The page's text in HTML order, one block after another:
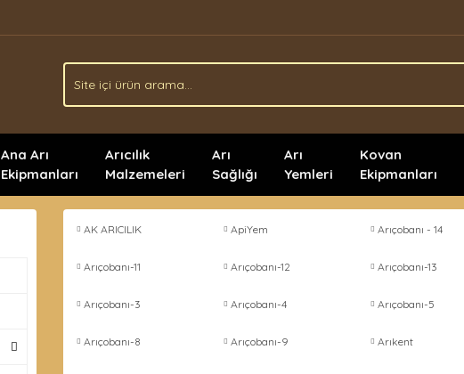
Ana Arı
Ekipmanları
Arıcılık
Malzemeleri
Arı
Sağlığı
Arı
Yemleri
Kovan
Ekipmanları
AK ARICILIK ApiYem Arıçobanı - 14
Arıçobanı-11 Arıçobanı-12 Arıçobanı-13
Arıçobanı-3 Arıçobanı-4 Arıçobanı-5
Arıçobanı-8 Arıçobanı-9 Arıkent